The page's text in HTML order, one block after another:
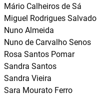
Mário Calheiros de Sá
Miguel Rodrigues Salvado
Nuno Almeida
Nuno de Carvalho Senos
Rosa Santos Pomar
Sandra Santos
Sandra Vieira
Sara Mourato Ferro